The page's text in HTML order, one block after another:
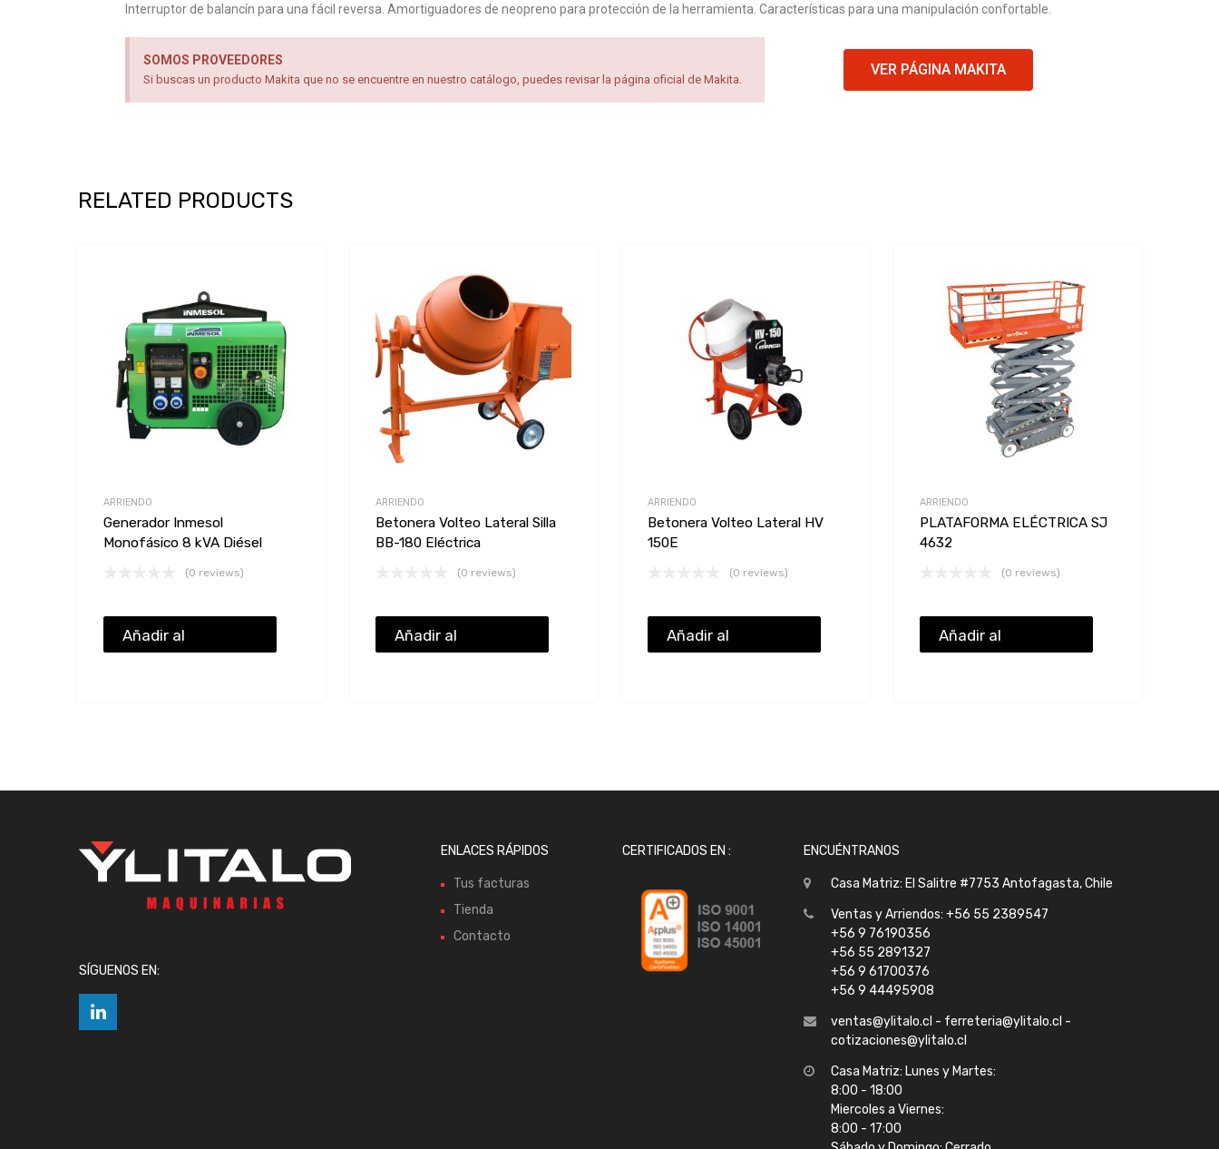
Interruptor de balancín para una fácil reversa. Amortiguadores de neopreno para protección de la herramienta. Características para una manipulación confortable.
SOMOS PROVEEDORES
Si buscas un producto Makita que no se encuentre en nuestro catálogo, puedes revisar la página oficial de Makita.
VER PÁGINA MAKITA
RELATED PRODUCTS
ARRIENDO
Generador Inmesol
Monofásico 8 kVA Diésel
(0 reviews)
Añadir al
ARRIENDO
Betonera Volteo Lateral Silla
BB-180 Eléctrica
(0 reviews)
Añadir al
ARRIENDO
Betonera Volteo Lateral HV
150E
(0 reviews)
Añadir al
ARRIENDO
PLATAFORMA ELÉCTRICA SJ
4632
(0 reviews)
Añadir al
SÍGUENOS EN:
ENLACES RÁPIDOS
Tus facturas
Tienda
Contacto
CERTIFICADOS EN : ENCUÉNTRANOS
Casa Matriz: El Salitre #7753 Antofagasta, Chile
Ventas y Arriendos: +56 55 2389547
+56 9 76190356
+56 55 2891327
+56 9 61700376
+56 9 44495908
ventas@ylitalo.cl - ferreteria@ylitalo.cl -
cotizaciones@ylitalo.cl
Casa Matriz: Lunes y Martes:
8:00 - 18:00
Miercoles a Viernes:
8:00 - 17:00